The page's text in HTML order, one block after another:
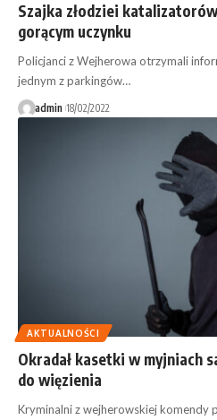
Szajka złodziei
gorącym uczynku
Policjanci z Wejherowa otrzymali
jednym z parkingów…
admin 18/02/2022
AKTUALNOŚCI
Okradał kasetki w myjniach
do więzienia
Kryminalni z wejherowskiej komendy